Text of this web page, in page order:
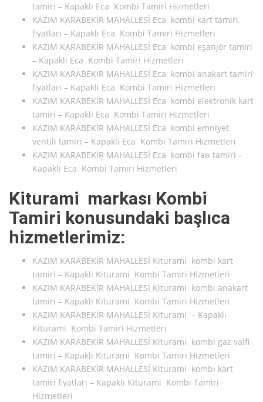
tamiri – Kapaklı Eca Kombi Tamiri Hizmetleri
KAZIM KARABEKİR MAHALLESİ Eca kombi kart tamiri
fiyatları – Kapaklı Eca Kombi Tamiri Hizmetleri
KAZIM KARABEKİR MAHALLESİ Eca kombi eşanjör tamiri
– Kapaklı Eca Kombi Tamiri Hizmetleri
KAZIM KARABEKİR MAHALLESİ Eca kombi anakart tamiri
fiyatları – Kapaklı Eca Kombi Tamiri Hizmetleri
KAZIM KARABEKİR MAHALLESİ Eca kombi elektronik kart
tamiri – Kapaklı Eca Kombi Tamiri Hizmetleri
KAZIM KARABEKİR MAHALLESİ Eca kombi emniyet
ventili tamiri – Kapaklı Eca Kombi Tamiri Hizmetleri
KAZIM KARABEKİR MAHALLESİ Eca kombi fan tamiri –
Kapaklı Eca Kombi Tamiri Hizmetleri
Kiturami markası Kombi
Tamiri konusundaki başlıca
hizmetlerimiz:
KAZIM KARABEKİR MAHALLESİ Kiturami kombi kart
tamiri – Kapaklı Kiturami Kombi Tamiri Hizmetleri
KAZIM KARABEKİR MAHALLESİ Kiturami kombi anakart
tamiri – Kapaklı Kiturami Kombi Tamiri Hizmetleri
KAZIM KARABEKİR MAHALLESİ Kiturami – Kapaklı
Kiturami Kombi Tamiri Hizmetleri
KAZIM KARABEKİR MAHALLESİ Kiturami kombi gaz valfi
tamiri – Kapaklı Kiturami Kombi Tamiri Hizmetleri
KAZIM KARABEKİR MAHALLESİ Kiturami kombi kart
tamiri fiyatları – Kapaklı Kiturami Kombi Tamiri
Hizmetleri